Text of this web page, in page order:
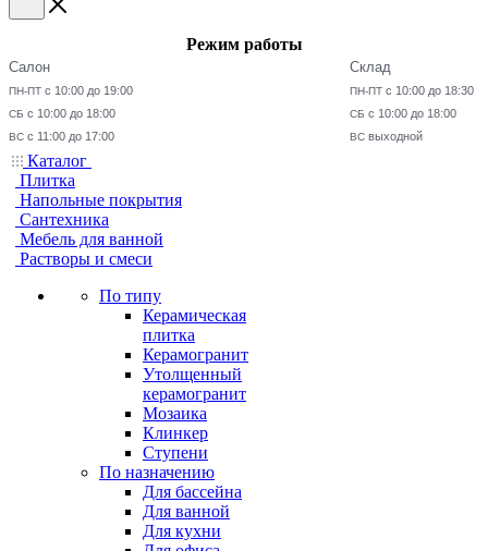
Режим работы
Салон
ПН-ПТ с 10:00 до 19:00
СБ с 10:00 до 18:00
ВС с 11:00 до 17:00
Склад
ПН-ПТ с 10:00 до 18:30
СБ с 10:00 до 18:00
ВС выходной
Каталог
Плитка
Напольные покрытия
Сантехника
Мебель для ванной
Растворы и смеси
По типу
Керамическая
плитка
Керамогранит
Утолщенный
керамогранит
Мозаика
Клинкер
Ступени
По назначению
Для бассейна
Для ванной
Для кухни